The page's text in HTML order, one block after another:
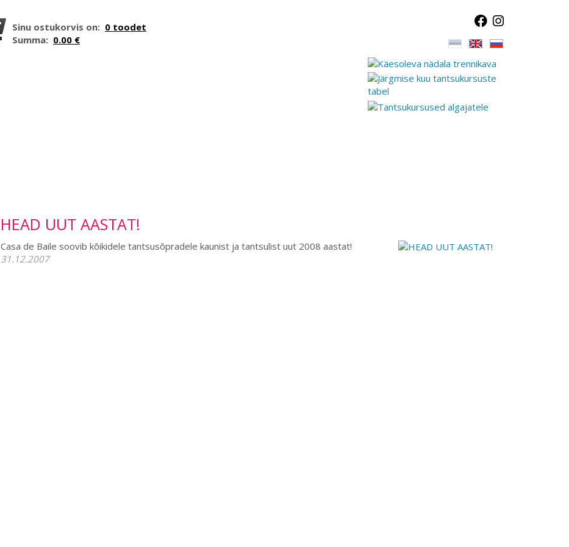
Sinu ostukorvis on: 0 toodet
Summa: 0.00 €
HEAD UUT AASTAT!
Casa de Baile soovib kõikidele tantsusõpradele kaunist ja tantsulist uut 2008 aastat!
31.12.2007